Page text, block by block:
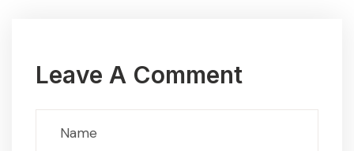
Leave A Comment